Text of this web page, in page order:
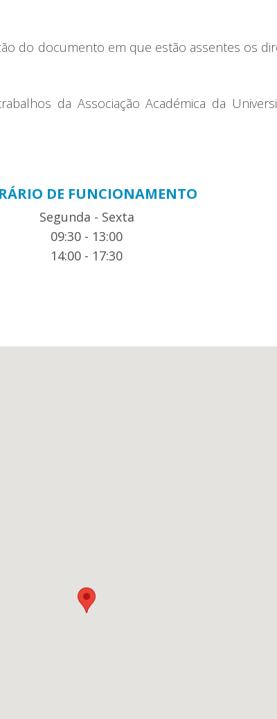
do documento em que estão assentes os
da Associação Académica da
DE FUNCIONAMENTO
Segunda - Sexta
09:30 - 13:00
14:00 - 17:30